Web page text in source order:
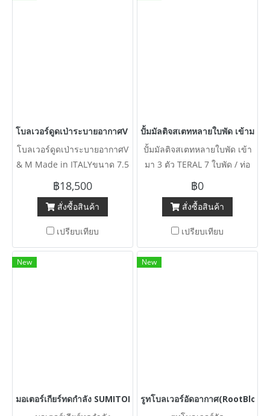
โบลเวอร์ดูดเป่าระบายอากาศV & M Made in ITALYขนาด 7.5 HP
โบลเวอร์ดูดเป่าระบายอากาศV
& M Made in ITALYขนาด 7.5
HP 380V เข้ามา 4 ตัว
฿18,500
สั่งซื้อสินค้า
เปรียบเทียบ
ปั้มมัลติจสเตทหลายใบพัด เข้ามา 3
ปั้มมัลติจสเตทหลายใบพัด เข้า
มา 3 ตัว TERAL 7 ใบพัด / ท่อ
2” WATER ACE 7 ใบพัด / ท่อ
3” KAWAMOTO 2 ใบพัด / ท่อ
6”
฿0
สั่งซื้อสินค้า
เปรียบเทียบ
New
มอเตอร์เกียร์ทดกำลัง SUMITOMO JAPANขนาด 1 HP 1 : 87 ( 17
New
รูทโบลเวอร์อัดอากาศ